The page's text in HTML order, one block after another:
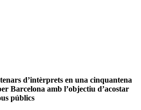
d’intèrprets en una cinquantena
Barcelona amb l’objectiu d’acostar
públics